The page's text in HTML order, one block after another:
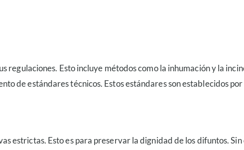
regulaciones. Esto incluye métodos como la inhumación y la
de estándares técnicos. Estos estándares son establecidos
estrictas. Esto es para preservar la dignidad de los difuntos.